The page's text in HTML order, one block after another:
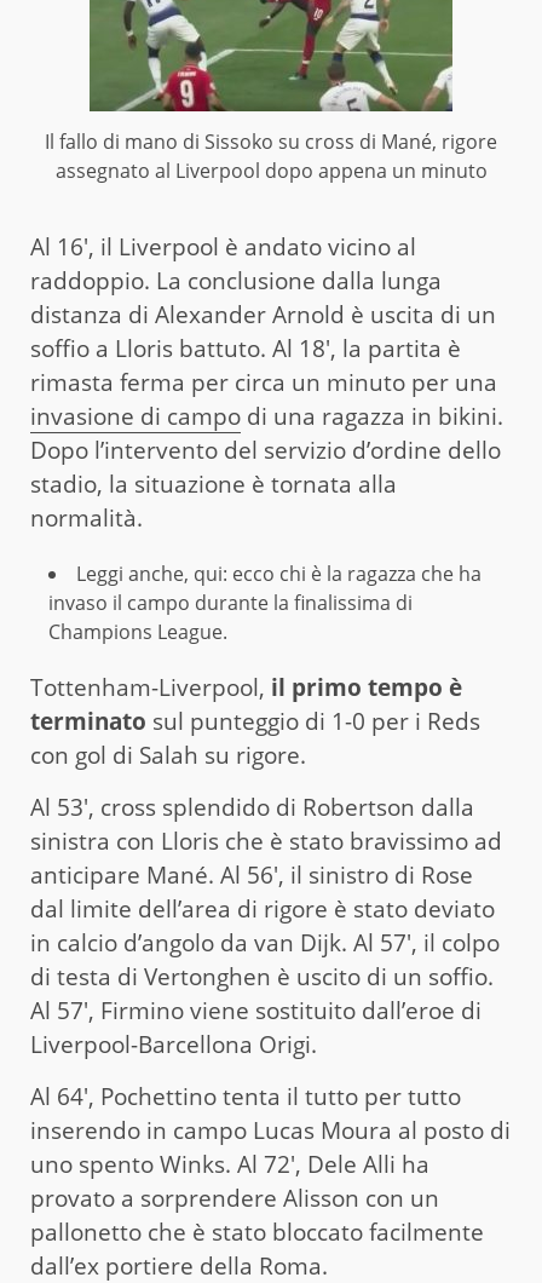
Il fallo di mano di Sissoko su cross di Mané, rigore
assegnato al Liverpool dopo appena un minuto
Al 16′, il Liverpool è andato vicino al
raddoppio. La conclusione dalla lunga
distanza di Alexander Arnold è uscita di un
soffio a Lloris battuto. Al 18′, la partita è
rimasta ferma per circa un minuto per una
invasione di campo di una ragazza in bikini.
Dopo l’intervento del servizio d’ordine dello
stadio, la situazione è tornata alla
normalità.
Leggi anche, qui: ecco chi è la ragazza che ha
invaso il campo durante la finalissima di
Champions League.
Tottenham-Liverpool, il primo tempo è
terminato sul punteggio di 1-0 per i Reds
con gol di Salah su rigore.
Al 53′, cross splendido di Robertson dalla
sinistra con Lloris che è stato bravissimo ad
anticipare Mané. Al 56′, il sinistro di Rose
dal limite dell’area di rigore è stato deviato
in calcio d’angolo da van Dijk. Al 57′, il colpo
di testa di Vertonghen è uscito di un soffio.
Al 57′, Firmino viene sostituito dall’eroe di
Liverpool-Barcellona Origi.
Al 64′, Pochettino tenta il tutto per tutto
inserendo in campo Lucas Moura al posto di
uno spento Winks. Al 72′, Dele Alli ha
provato a sorprendere Alisson con un
pallonetto che è stato bloccato facilmente
dall’ex portiere della Roma.